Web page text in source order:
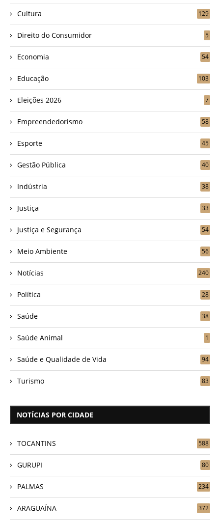
Cultura 129
Direito do Consumidor 5
Economia 54
Educação 103
Eleições 2026 7
Empreendedorismo 58
Esporte 45
Gestão Pública 40
Indústria 38
Justiça 33
Justiça e Segurança 54
Meio Ambiente 56
Notícias 240
Política 28
Saúde 38
Saúde Animal 1
Saúde e Qualidade de Vida 94
Turismo 83
NOTÍCIAS POR CIDADE
TOCANTINS 588
GURUPI 80
PALMAS 234
ARAGUAÍNA 372